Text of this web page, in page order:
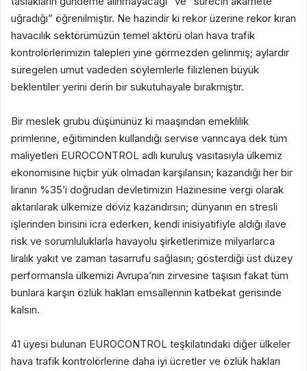
uğradığı” öğrenilmiştir. Ne hazindir ki rekor üzerine rekor kıran
havacılık sektörümüzün temel aktörü olan hava trafik
kontrolörlerimizin talepleri yine görmezden gelinmiş; aylardır
süregelen umut vadeden söylemlerle filizlenen büyük
beklentiler yerini derin bir sukutuhayale bırakmıştır.
Bir meslek grubu düşününüz ki maaşından emeklilik
primlerine, eğitiminden kullandığı servise varıncaya dek tüm
maliyetleri EUROCONTROL adlı kuruluş vasıtasıyla ülkemiz
ekonomisine hiçbir yük olmadan karşılansın; kazandığı her bir
liranın %35’i doğrudan devletimizin Hazinesine vergi olarak
aktarılarak ülkemize döviz kazandırsın; dünyanın en stresli
işlerinden birisini icra ederken, kendi inisiyatifiyle aldığı ilave
risk ve sorumluluklarla havayolu şirketlerimize milyarlarca
liralık yakıt ve zaman tasarrufu sağlasın; gösterdiği üst düzey
performansla ülkemizi Avrupa’nın zirvesine taşısın fakat tüm
bunlara karşın özlük hakları emsallerinin katbekat gerisinde
kalsın.
41 üyesi bulunan EUROCONTROL teşkilatındaki diğer ülkeler
hava trafik kontrolörlerine daha iyi ücretler ve özlük hakları